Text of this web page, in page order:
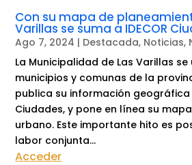
Con su mapa de
Varillas se suma a IDECOR
Ago 7, 2024 | Destacada, Noticias,
La Municipalidad de Las Varillas
municipios y comunas de la
publica su información geográfica
Ciudades, y pone en línea su
urbano. Este importante hito es
labor conjunta...
Acceder